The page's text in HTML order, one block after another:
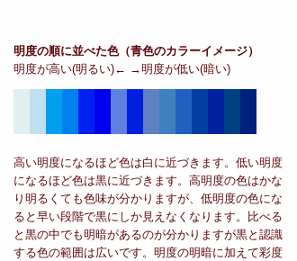
明度の順に並べた色（青色のカラーイメージ）
明度が高い(明るい)← →明度が低い(暗い)
高い明度になるほど色は白に近づきます。低い明度
になるほど色は黒に近づきます。高明度の色はかな
り明るくても色味が分かりますが、低明度の色にな
ると早い段階で黒にしか見えなくなります。比べる
と黒の中でも明暗があるのが分かりますが黒と認識
する色の範囲は広いです。明度の明暗に加えて彩度